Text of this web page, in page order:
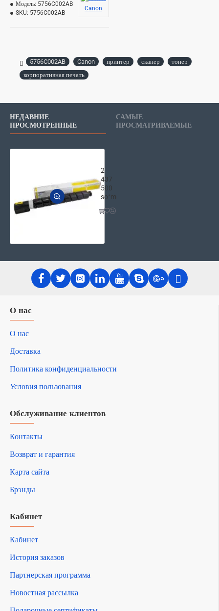
Модель: 5756C002AB
SKU: 5756C002AB
Canon
5756C002AB Canon принтер сканер
тонер
корпоративная печать
НЕДАВНИЕ
ПРОСМОТРЕННЫЕ
САМЫЕ
ПРОСМАТРИВАЕМЫЕ
2
437
500
soʻm
О нас
О нас
Доставка
Политика конфиденциальности
Условия пользования
Обслуживание клиентов
Контакты
Возврат и гарантия
Карта сайта
Брэнды
Кабинет
Кабинет
История заказов
Партнерская программа
Новостная рассылка